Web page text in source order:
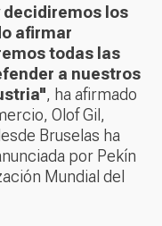
decidiremos los
afirmar
todas las
a nuestros
, ha afirmado
Olof Gil,
Bruselas ha
por Pekín
Mundial del